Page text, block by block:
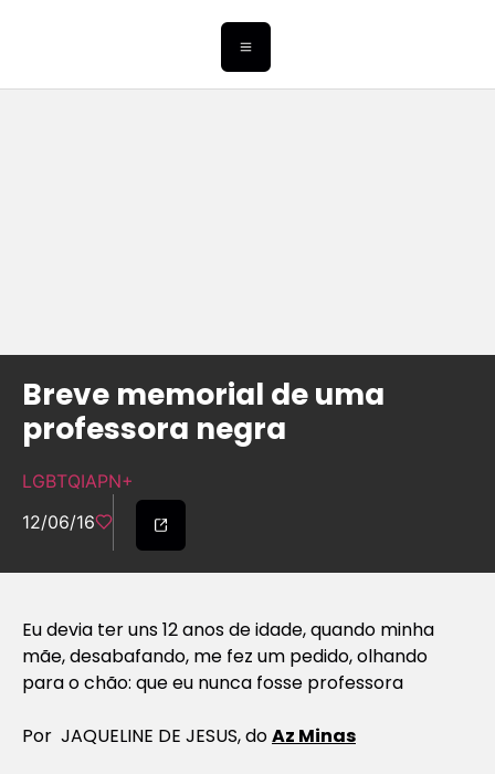
Breve memorial de uma
professora negra
LGBTQIAPN+
12/06/16
Eu devia ter uns 12 anos de idade, quando minha
mãe, desabafando, me fez um pedido, olhando
para o chão: que eu nunca fosse professora
Por JAQUELINE DE JESUS, doAz Minas